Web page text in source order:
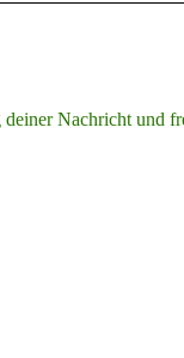
Nachricht und